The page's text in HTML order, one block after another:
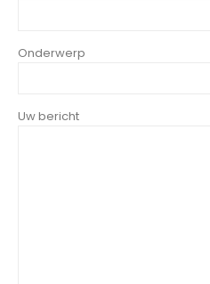
Onderwerp
Uw bericht